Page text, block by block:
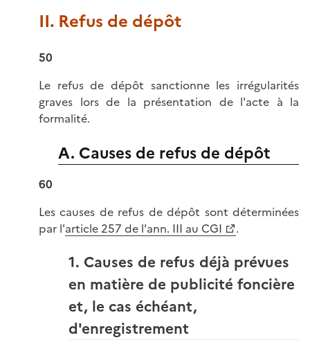
II. Refus de dépôt
50
Le refus de dépôt sanctionne les irrégularités
graves lors de la présentation de l'acte à la
formalité.
A. Causes de refus de dépôt
60
Les causes de refus de dépôt sont déterminées
par l'article 257 de l'ann. III au CGI .
1. Causes de refus déjà prévues
en matière de publicité foncière
et, le cas échéant,
d'enregistrement